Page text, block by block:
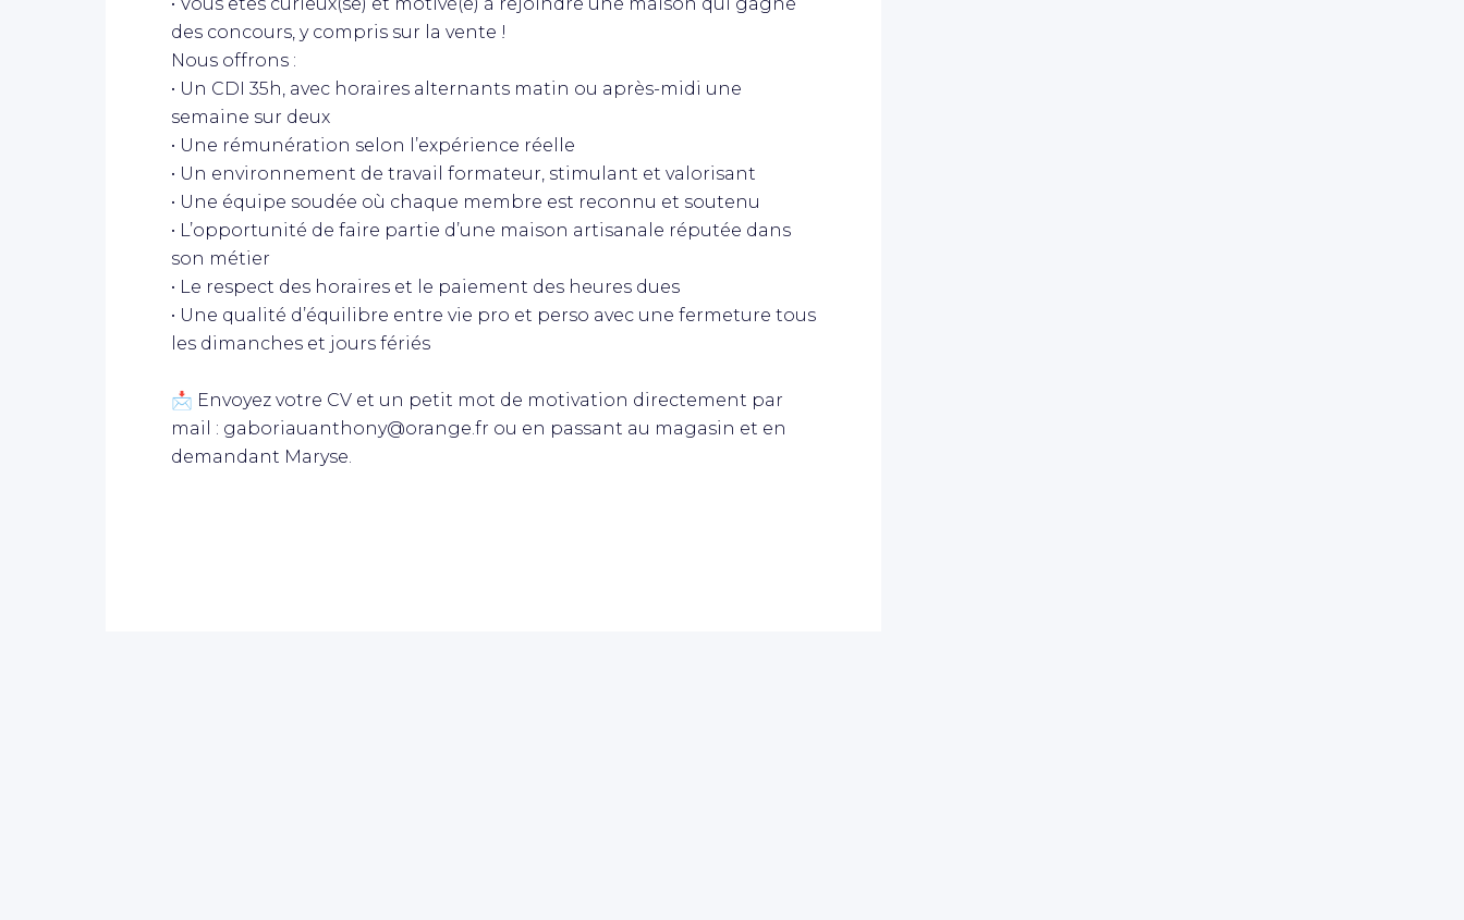
des concours, y compris sur la vente !
Nous offrons :
• Un CDI 35h, avec horaires alternants matin ou après-midi une
semaine sur deux
• Une rémunération selon l’expérience réelle
• Un environnement de travail formateur, stimulant et valorisant
• Une équipe soudée où chaque membre est reconnu et soutenu
• L’opportunité de faire partie d’une maison artisanale réputée dans
son métier
• Le respect des horaires et le paiement des heures dues
• Une qualité d’équilibre entre vie pro et perso avec une fermeture tous
les dimanches et jours fériés
📩 Envoyez votre CV et un petit mot de motivation directement par
mail : gaboriauanthony@orange.fr ou en passant au magasin et en
demandant Maryse.